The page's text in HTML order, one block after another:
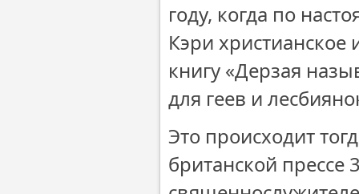
году, когда по
Кэри христианское
книгу «Дерзая
для геев и
Это происходит
британской прессе